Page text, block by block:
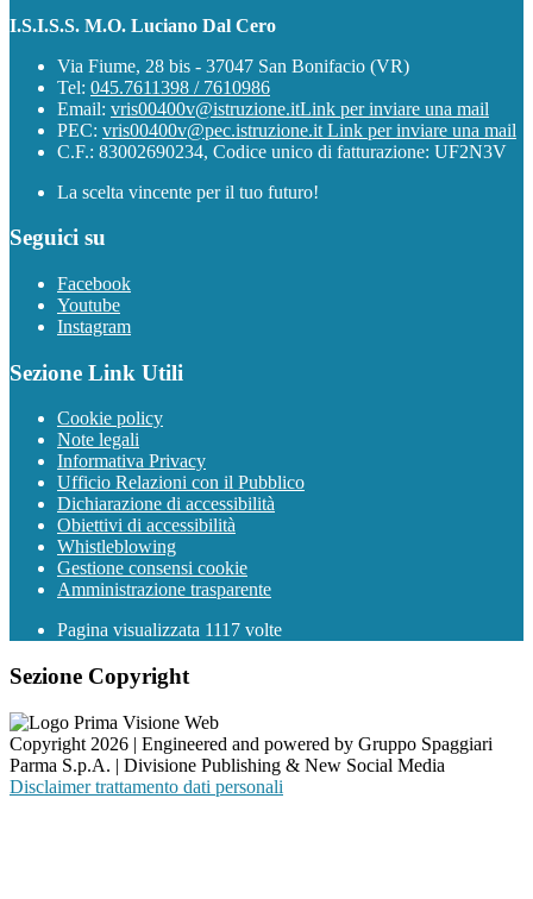
I.S.I.S.S. M.O. Luciano Dal Cero
Via Fiume, 28 bis - 37047 San Bonifacio (VR)
Tel: 045.7611398 / 7610986
Email: vris00400v@istruzione.itLink per inviare una mail
PEC: vris00400v@pec.istruzione.it Link per inviare una mail
C.F.: 83002690234, Codice unico di fatturazione: UF2N3V
La scelta vincente per il tuo futuro!
Seguici su
Facebook
Youtube
Instagram
Sezione Link Utili
Cookie policy
Note legali
Informativa Privacy
Ufficio Relazioni con il Pubblico
Dichiarazione di accessibilità
Obiettivi di accessibilità
Whistleblowing
Gestione consensi cookie
Amministrazione trasparente
Pagina visualizzata 1117 volte
Sezione Copyright
Copyright 2026 | Engineered and powered by Gruppo Spaggiari
Parma S.p.A. | Divisione Publishing & New Social Media
Disclaimer trattamento dati personali